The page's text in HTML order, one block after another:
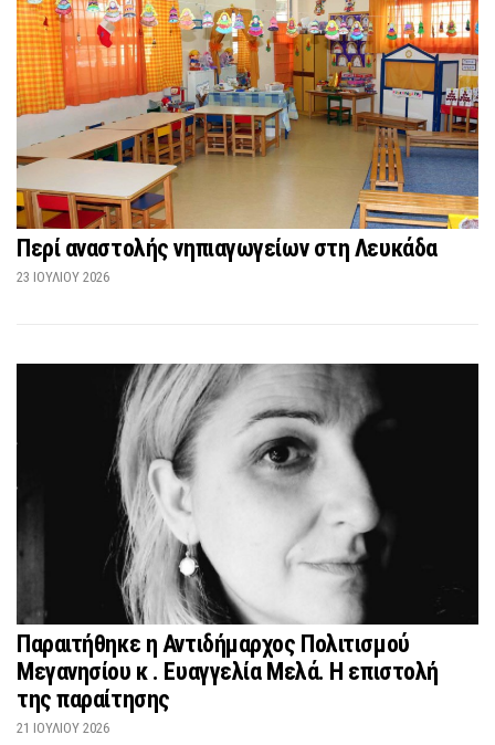
Περί αναστολής νηπιαγωγείων στη Λευκάδα
23 ΙΟΥΛΊΟΥ 2026
Παραιτήθηκε η Αντιδήμαρχος Πολιτισμού
Μεγανησίου κ . Ευαγγελία Μελά. Η επιστολή
της παραίτησης
21 ΙΟΥΛΊΟΥ 2026